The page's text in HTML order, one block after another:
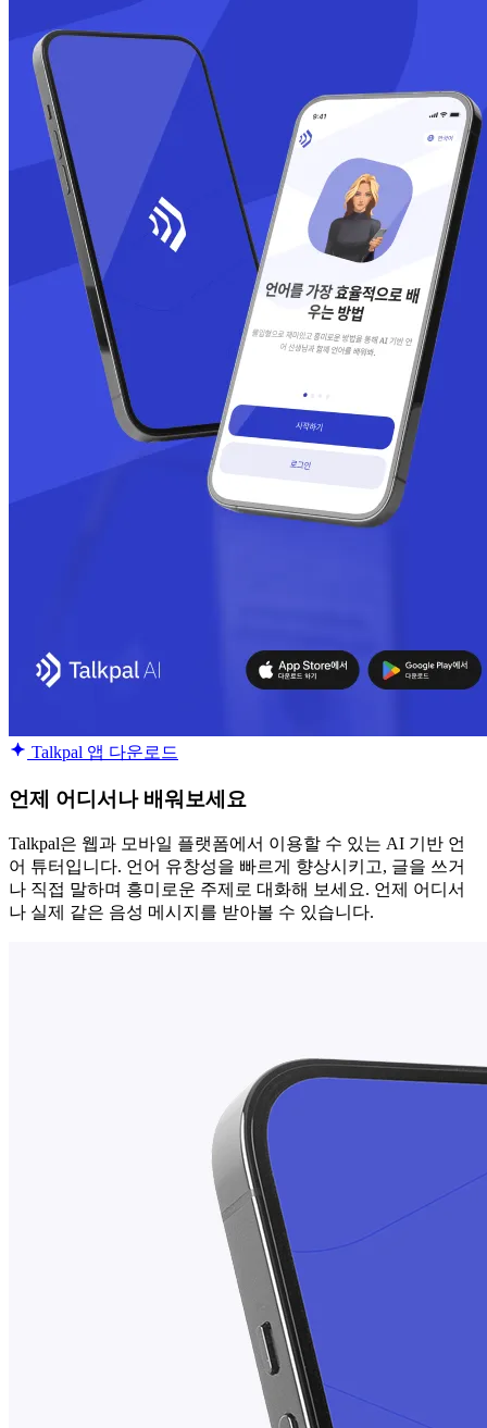
Talkpal 앱 다운로드
언제 어디서나 배워보세요
Talkpal은 웹과 모바일 플랫폼에서 이용할 수 있는 AI 기반 언
어 튜터입니다. 언어 유창성을 빠르게 향상시키고, 글을 쓰거
나 직접 말하며 흥미로운 주제로 대화해 보세요. 언제 어디서
나 실제 같은 음성 메시지를 받아볼 수 있습니다.